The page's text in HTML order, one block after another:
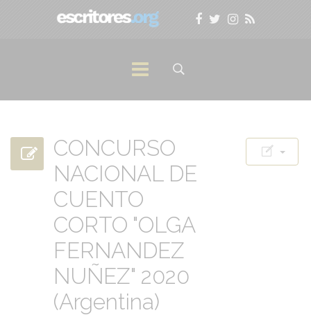
CONCURSO
NACIONAL DE
CUENTO
CORTO "OLGA
FERNANDEZ
NUÑEZ" 2020
(Argentina)